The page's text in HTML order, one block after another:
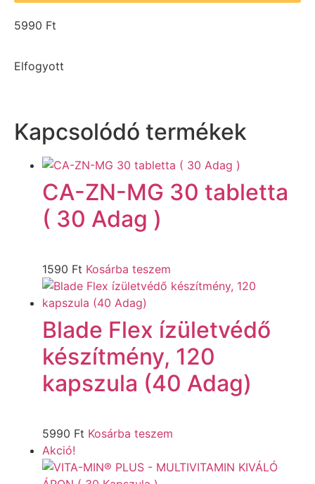
5990 Ft
Elfogyott
Kapcsolódó termékek
CA-ZN-MG 30 tabletta
( 30 Adag )
1590 Ft Kosárba teszem
Blade Flex ízületvédő
készítmény, 120
kapszula (40 Adag)
5990 Ft Kosárba teszem
Akció!